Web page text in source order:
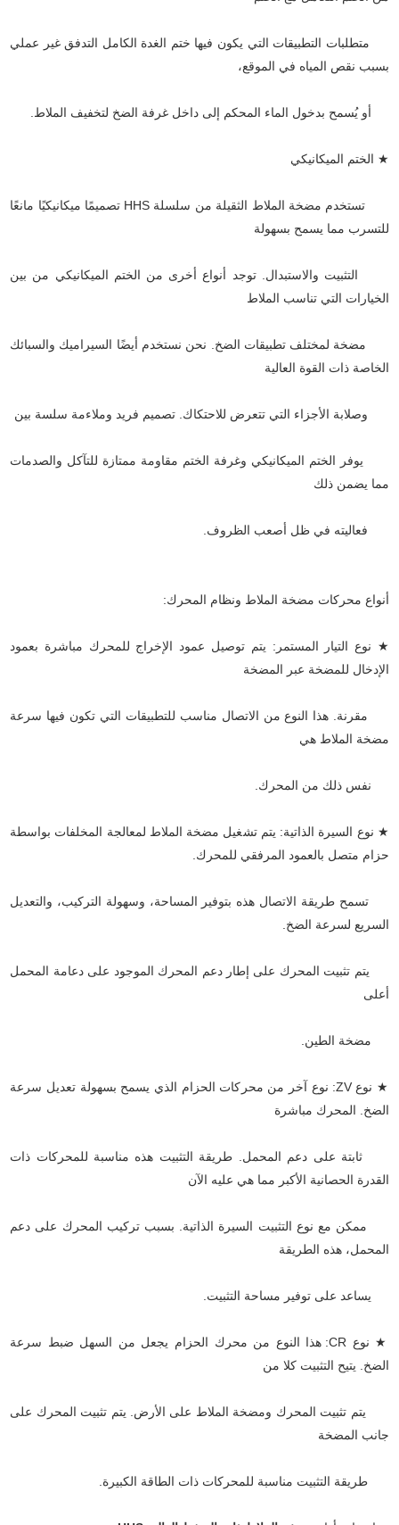
متطلبات التطبيقات التي يكون فيها ختم الغدة الكامل التدفق غير عملي
بسبب نقص المياه في الموقع،
أو يُسمح بدخول الماء المحكم إلى داخل غرفة الضخ لتخفيف الملاط.
★ الختم الميكانيكي
تستخدم مضخة الملاط الثقيلة من سلسلة HHS تصميمًا ميكانيكيًا مانعًا
للتسرب مما يسمح بسهولة
التثبيت والاستبدال. توجد أنواع أخرى من الختم الميكانيكي من بين
الخيارات التي تناسب الملاط
مضخة لمختلف تطبيقات الضخ. نحن نستخدم أيضًا السيراميك والسبائك
الخاصة ذات القوة العالية
وصلابة الأجزاء التي تتعرض للاحتكاك. تصميم فريد وملاءمة سلسة بين
يوفر الختم الميكانيكي وغرفة الختم مقاومة ممتازة للتآكل والصدمات
مما يضمن ذلك
فعاليته في ظل أصعب الظروف.
أنواع محركات مضخة الملاط ونظام المحرك:
★ نوع التيار المستمر: يتم توصيل عمود الإخراج للمحرك مباشرة بعمود
الإدخال للمضخة عبر المضخة
مقرنة. هذا النوع من الاتصال مناسب للتطبيقات التي تكون فيها سرعة
مضخة الملاط هي
نفس ذلك من المحرك.
★ نوع السيرة الذاتية: يتم تشغيل مضخة الملاط لمعالجة المخلفات بواسطة
حزام متصل بالعمود المرفقي للمحرك.
تسمح طريقة الاتصال هذه بتوفير المساحة، وسهولة التركيب، والتعديل
السريع لسرعة الضخ.
يتم تثبيت المحرك على إطار دعم المحرك الموجود على دعامة المحمل
أعلى
مضخة الطين.
★ نوع ZV: نوع آخر من محركات الحزام الذي يسمح بسهولة تعديل سرعة
الضخ. المحرك مباشرة
ثابتة على دعم المحمل. طريقة التثبيت هذه مناسبة للمحركات ذات
القدرة الحصانية الأكبر مما هي عليه الآن
ممكن مع نوع التثبيت السيرة الذاتية. بسبب تركيب المحرك على دعم
المحمل، هذه الطريقة
يساعد على توفير مساحة التثبيت.
★ نوع CR: هذا النوع من محرك الحزام يجعل من السهل ضبط سرعة
الضخ. يتيح التثبيت كلا من
يتم تثبيت المحرك ومضخة الملاط على الأرض. يتم تثبيت المحرك على
جانب المضخة
طريقة التثبيت مناسبة للمحركات ذات الطاقة الكبيرة.